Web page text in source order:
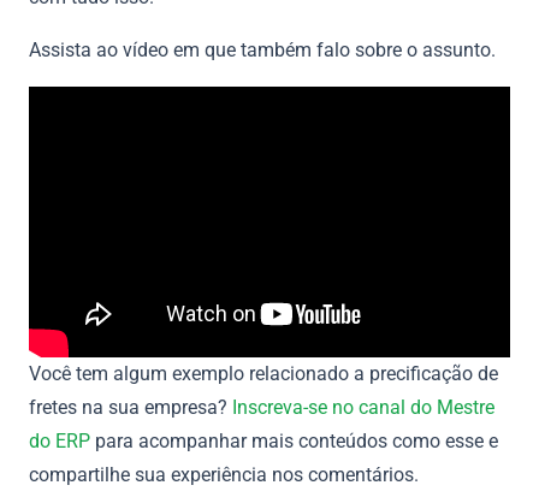
Assista ao vídeo em que também falo sobre o assunto.
Você tem algum exemplo relacionado a precificação de
fretes na sua empresa? Inscreva-se no canal do Mestre
do ERP para acompanhar mais conteúdos como esse e
compartilhe sua experiência nos comentários.